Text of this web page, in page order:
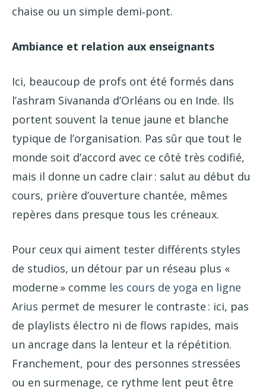
chaise ou un simple demi‑pont.
Ambiance et relation aux enseignants
Ici, beaucoup de profs ont été formés dans
l’ashram Sivananda d’Orléans ou en Inde. Ils
portent souvent la tenue jaune et blanche
typique de l’organisation. Pas sûr que tout le
monde soit d’accord avec ce côté très codifié,
mais il donne un cadre clair : salut au début du
cours, prière d’ouverture chantée, mêmes
repères dans presque tous les créneaux.
Pour ceux qui aiment tester différents styles
de studios, un détour par un réseau plus «
moderne » comme les cours de yoga en ligne
Arius permet de mesurer le contraste : ici, pas
de playlists électro ni de flows rapides, mais
un ancrage dans la lenteur et la répétition.
Franchement, pour des personnes stressées
ou en surmenage, ce rythme lent peut être